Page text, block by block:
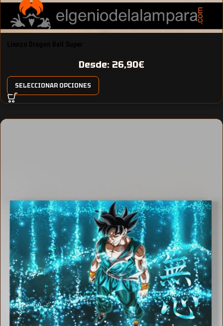
Desde: 26,90€
SELECCIONAR OPCIONES